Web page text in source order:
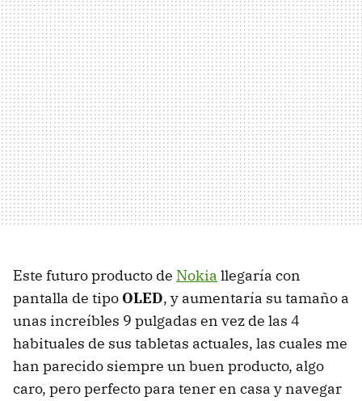
Este futuro producto de Nokia llegaría con
pantalla de tipo OLED, y aumentaría su tamaño a
unas increíbles 9 pulgadas en vez de las 4
habituales de sus tabletas actuales, las cuales me
han parecido siempre un buen producto, algo
caro, pero perfecto para tener en casa y navegar